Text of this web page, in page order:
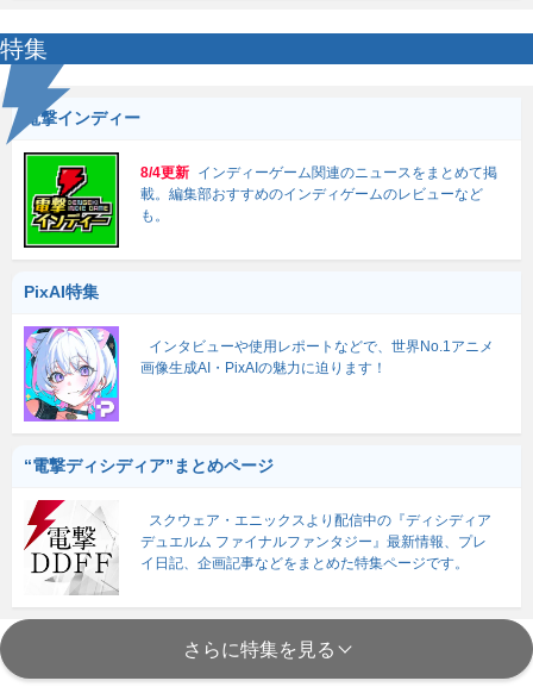
特集
電撃インディー
8/4更新 インディーゲーム関連のニュースをまとめて掲
載。編集部おすすめのインディゲームのレビューなど
も。
PixAI特集
インタビューや使用レポートなどで、世界No.1アニメ
画像生成AI・PixAIの魅力に迫ります！
“電撃ディシディア”まとめページ
スクウェア・エニックスより配信中の『ディシディア
デュエルム ファイナルファンタジー』最新情報、プレ
イ日記、企画記事などをまとめた特集ページです。
さらに特集を見る